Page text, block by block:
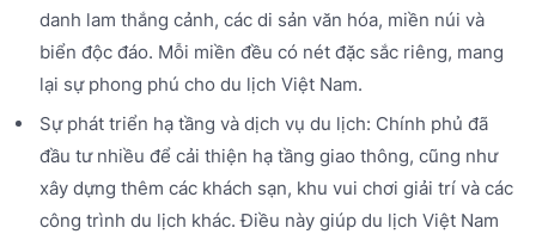
danh lam thắng cảnh, các di sản văn hóa, miền núi và
biển độc đáo. Mỗi miền đều có nét đặc sắc riêng, mang
lại sự phong phú cho du lịch Việt Nam.
Sự phát triển hạ tầng và dịch vụ du lịch: Chính phủ đã
đầu tư nhiều để cải thiện hạ tầng giao thông, cũng như
xây dựng thêm các khách sạn, khu vui chơi giải trí và các
công trình du lịch khác. Điều này giúp du lịch Việt Nam